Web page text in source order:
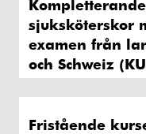
sjuksköterskor
examen från
och Schweiz
Fristående